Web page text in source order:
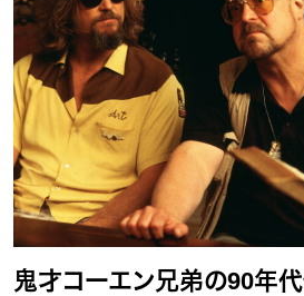
鬼才コーエン兄弟の90年